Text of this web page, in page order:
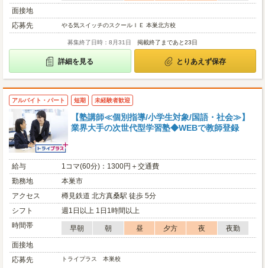
面接地
応募先
やる気スイッチのスクールＩＥ 本巣北方校
募集終了日時：8月31日 掲載終了まであと23日
詳細を見る とりあえず保存
アルバイト・パート 短期 未経験者歓迎
【塾講師≪個別指導/小学生対象/国語・社会≫】
業界大手の次世代型学習塾◆WEBで教師登録
給与
1コマ(60分)：1300円＋交通費
勤務地
本巣市
アクセス
樽見鉄道 北方真桑駅 徒歩 5分
シフト
週1日以上 1日1時間以上
時間帯
早朝 朝 昼 夕方 夜
夜勤
面接地
応募先
トライプラス 本巣校